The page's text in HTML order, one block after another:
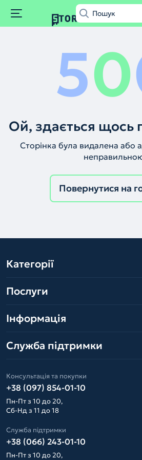
50
Ой, здається щось
Сторінка була видалена або
Повернутися на
Категорії
Послуги
Інформація
Служба підтримки
Консультація та покупки
+38 (097) 854-01-10
Пн-Пт з 10 до 20,
Сб-Нд з 11 до 18
Служба підтримки
+38 (066) 243-01-10
Пн-Пт з 10 до 20,